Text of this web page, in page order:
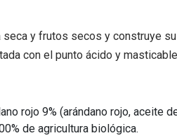
y frutos secos y construye
con el punto ácido y
rojo 9% (arándano rojo,
de agricultura biológica.